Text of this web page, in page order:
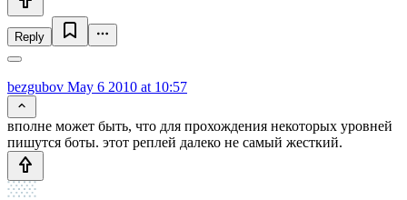
Reply
bezgubov May 6 2010 at 10:57
вполне может быть, что для прохождения некоторых уровней
пишутся боты. этот реплей далеко не самый жесткий.